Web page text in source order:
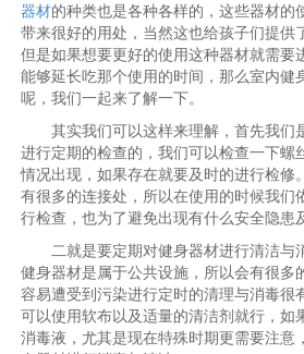
器材的种类也是各种各样的，这些器材的
带来很好的用处，当然这也给孩子们提供
但是如果想要更好的使用这种器材就需要
能够延长吃那个使用的时间，那么室内健
呢，我们一起来了解一下。
其实我们可以这样来理解，首先我们
进行定期的检查的，我们可以检查一下螺
情况出现，如果存在就要及时的进行检修
有很多的连接处，所以在使用的时候我们
行检查，也为了避免出现有什么安全隐患
二就是要定期对健身器材进行清洁与
健身器材是属于公共设施，所以会有很多
容易遭受到污染进行定时的清理与消毒很
可以使用软布以及适量的清洁剂就行，如
消毒液，尤其是现在特殊时期更需要注意